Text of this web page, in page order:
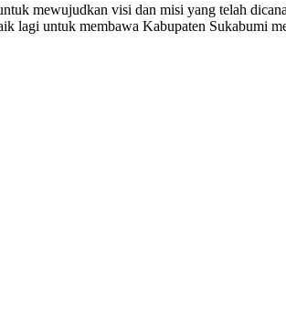
mewujudkan visi dan misi yang telah
lagi untuk membawa Kabupaten Sukabumi